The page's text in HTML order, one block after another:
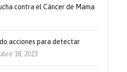
contra el Cáncer de Mama
acciones para detectar
18, 2023